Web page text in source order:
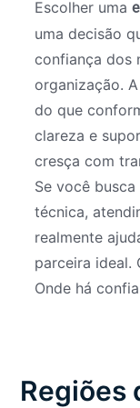
Escolher uma
uma decisão
confiança dos
organização.
do que
clareza e
cresça com
Se você
técnica,
realmente
parceira ideal.
Onde há
Regiões